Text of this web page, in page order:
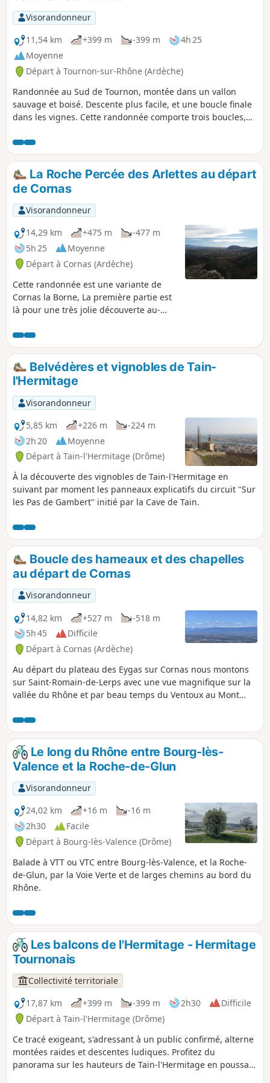
Visorandonneur
11,54 km
+399 m -399 m
4h 25
Moyenne
Départ à Tournon-sur-Rhône (Ardèche)
Randonnée au Sud de Tournon, montée dans un vallon
sauvage et boisé. Descente plus facile, et une boucle finale
dans les vignes. Cette randonnée comporte trois boucles,
La Roche Percée des Arlettes au départ
de Cornas
Visorandonneur
14,29 km
+475 m
-477 m
5h 25
Moyenne
Départ à Cornas (Ardèche)
Cette randonnée est une variante de
Cornas la Borne, La première partie est
là pour une très jolie découverte au-
retour par des sentiers déjà connus,
entre (6) et (12) sur l'autre circuit.
Deuxième variante la descente sur le
village de Cornas.
Belvédères et vignobles de Tain-
l'Hermitage
Visorandonneur
5,85 km
+226 m
-224 m
2h 20
Moyenne
Départ à Tain-l'Hermitage (Drôme)
À la découverte des vignobles de Tain-l'Hermitage en
suivant par moment les panneaux explicatifs du circuit "Sur
les Pas de Gambert" initié par la Cave de Tain.
Boucle des hameaux et des chapelles
au départ de Cornas
Visorandonneur
14,82 km
+527 m
-518 m
5h 45
Difficile
Départ à Cornas (Ardèche)
Au départ du plateau des Eygas sur Cornas nous montons
sur Saint-Romain-de-Lerps avec une vue magnifique sur la
vallée du Rhône et par beau temps du Ventoux au Mont
les chapelles de Saint-Pierre et du Pic et une multitude de
petits hameaux. Voir Infos pratiques. Le retour est modifié
suite a un nouveau chemin barré.
Le long du Rhône entre Bourg-lès-
Valence et la Roche-de-Glun
Visorandonneur
24,02 km
+16 m
-16 m
2h30
Facile
Départ à Bourg-lès-Valence (Drôme)
Balade à VTT ou VTC entre Bourg-lès-Valence, et la Roche-
de-Glun, par la Voie Verte et de larges chemins au bord du
Rhône.
Les balcons de l'Hermitage - Hermitage
Tournonais
Collectivité territoriale
17,87 km
+399 m -399 m 2h30
Difficile
Départ à Tain-l'Hermitage (Drôme)
Ce tracé exigeant, s'adressant à un public confirmé, alterne
montées raides et descentes ludiques. Profitez du
panorama sur les hauteurs de Tain-l'Hermitage en poussant